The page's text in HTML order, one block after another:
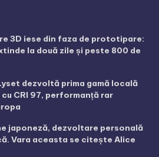
3D iese din faza de prototipare:
la două zile și peste 800 de
dezvoltă prima gamă locală
CRI 97, performanță rar
japoneză, dezvoltare personală
Vara aceasta se citește Alice